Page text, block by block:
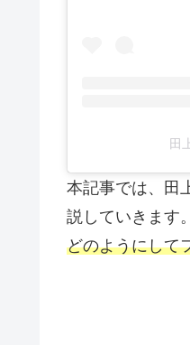
田
本記事では、田
説していきます
どのようにして